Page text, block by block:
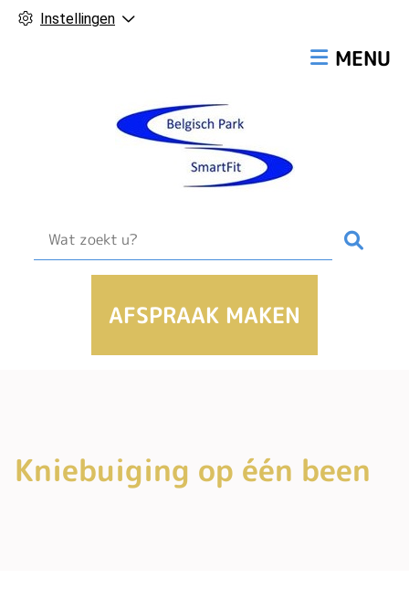
Instellingen
MENU
AFSPRAAK MAKEN
Kniebuiging op één been